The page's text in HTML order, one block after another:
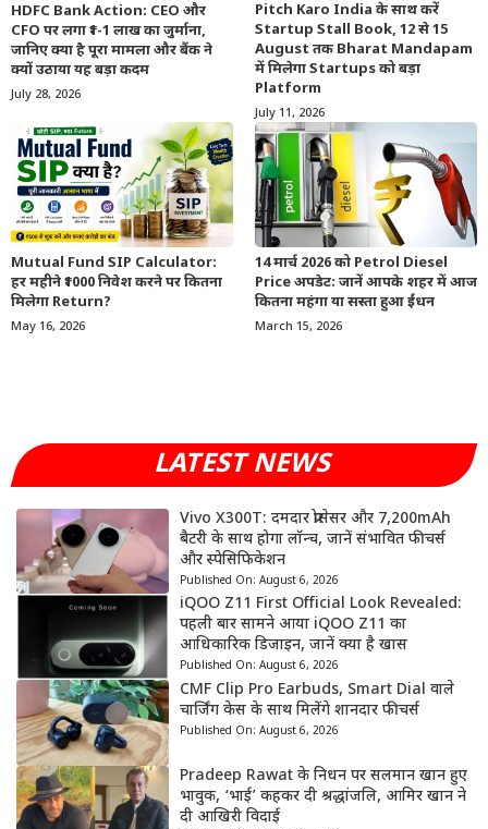
HDFC Bank Action: CEO और
CFO पर लगा ₹1-1 लाख का जुर्माना,
जानिए क्या है पूरा मामला और बैंक ने
क्यों उठाया यह बड़ा कदम
July 28, 2026
Pitch Karo India के साथ करें
Startup Stall Book, 12 से 15
August तक Bharat Mandapam
में मिलेगा Startups को बड़ा
Platform
July 11, 2026
Mutual Fund SIP Calculator:
हर महीने ₹1000 निवेश करने पर कितना
मिलेगा Return?
May 16, 2026
14 मार्च 2026 को Petrol Diesel
Price अपडेट: जानें आपके शहर में आज
कितना महंगा या सस्ता हुआ ईंधन
March 15, 2026
LATEST NEWS
Vivo X300T: दमदार प्रोसेसर और 7,200mAh
बैटरी के साथ होगा लॉन्च, जानें संभावित फीचर्स
और स्पेसिफिकेशन
Published On: August 6, 2026
iQOO Z11 First Official Look Revealed:
पहली बार सामने आया iQOO Z11 का
आधिकारिक डिजाइन, जानें क्या है खास
Published On: August 6, 2026
CMF Clip Pro Earbuds, Smart Dial वाले
चार्जिंग केस के साथ मिलेंगे शानदार फीचर्स
Published On: August 6, 2026
Pradeep Rawat के निधन पर सलमान खान हुए
भावुक, ‘भाई’ कहकर दी श्रद्धांजलि, आमिर खान ने
दी आखिरी विदाई